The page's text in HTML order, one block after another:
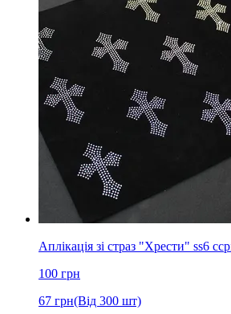
Аплікація зі страз "Хрести" ss6
100 грн
67 грн(Від 300 шт)